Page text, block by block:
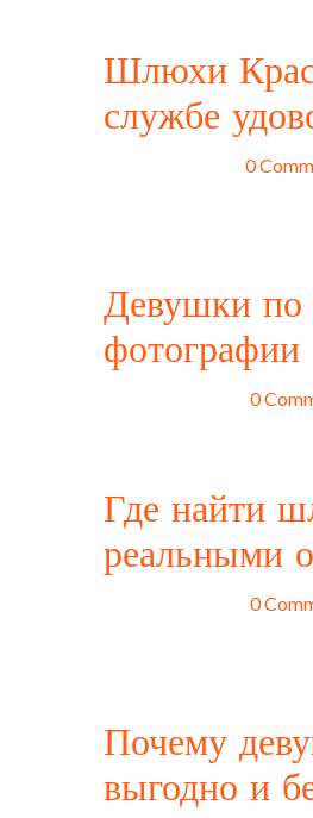
Шлюхи
службе
0
Девушки по
фотографии
0
Где найти
реальными
0
Почему
выгодно и